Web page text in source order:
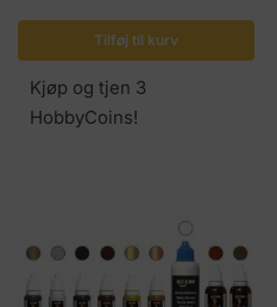
Tilføj til kurv
Kjøp og tjen 3
HobbyCoins!